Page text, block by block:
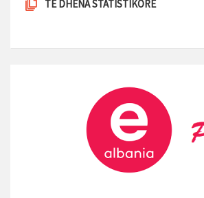
TE DHENA STATISTIKORE